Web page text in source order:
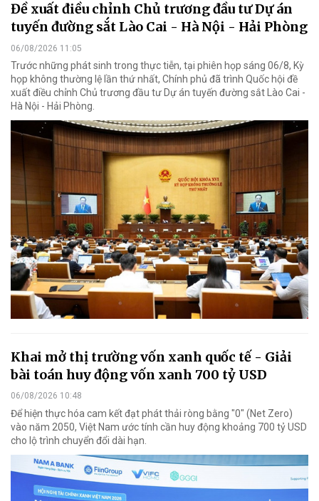
Đề xuất điều chỉnh Chủ trương đầu tư Dự án
tuyến đường sắt Lào Cai - Hà Nội - Hải Phòng
06/08/2026 11:05
Trước những phát sinh trong thực tiễn, tại phiên họp sáng 06/8, Kỳ
họp không thường lệ lần thứ nhất, Chính phủ đã trình Quốc hội đề
xuất điều chỉnh Chủ trương đầu tư Dự án tuyến đường sắt Lào Cai -
Hà Nội - Hải Phòng.
Khai mở thị trường vốn xanh quốc tế - Giải
bài toán huy động vốn xanh 700 tỷ USD
06/08/2026 10:48
Để hiện thực hóa cam kết đạt phát thải ròng bằng "0" (Net Zero)
vào năm 2050, Việt Nam ước tính cần huy động khoảng 700 tỷ USD
cho lộ trình chuyển đổi dài hạn.